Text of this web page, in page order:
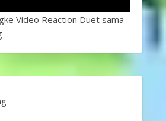
Video Reaction Duet sama